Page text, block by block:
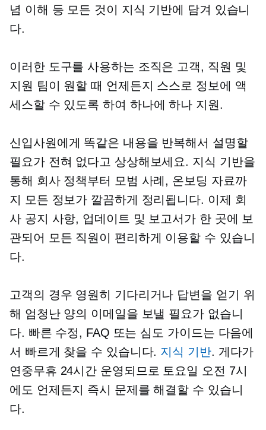
념 이해 등 모든 것이 지식 기반에 담겨 있습니
다.
이러한 도구를 사용하는 조직은 고객, 직원 및
지원 팀이 원할 때 언제든지 스스로 정보에 액
세스할 수 있도록 하여 하나에 하나 지원.
신입사원에게 똑같은 내용을 반복해서 설명할
필요가 전혀 없다고 상상해보세요. 지식 기반을
통해 회사 정책부터 모범 사례, 온보딩 자료까
지 모든 정보가 깔끔하게 정리됩니다. 이제 회
사 공지 사항, 업데이트 및 보고서가 한 곳에 보
관되어 모든 직원이 편리하게 이용할 수 있습니
다.
고객의 경우 영원히 기다리거나 답변을 얻기 위
해 엄청난 양의 이메일을 보낼 필요가 없습니
다. 빠른 수정, FAQ 또는 심도 가이드는 다음에
서 빠르게 찾을 수 있습니다. 지식 기반. 게다가
연중무휴 24시간 운영되므로 토요일 오전 7시
에도 언제든지 즉시 문제를 해결할 수 있습니
다.